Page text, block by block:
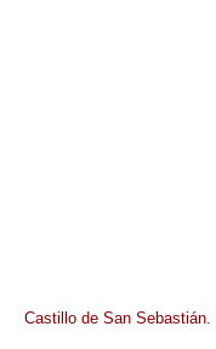
Castillo de San Sebastián.